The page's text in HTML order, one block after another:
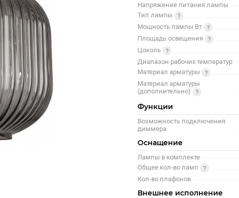
Напряжение питания лампы
Тип лампы
Мощность лампы Вт
Площадь освещения
Цоколь
Диапазон рабочих температур
Материал арматуры
Материал арматуры
(дополнительно)
Функции
Возможность подключения
диммера
Оснащение
Лампы в комплекте
Общее кол-во ламп
Кол-во плафонов
Внешнее исполнение